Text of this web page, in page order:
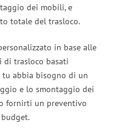
dei mobili, e
totale del trasloco.
in base alle
di trasloco basati
tu abbia bisogno di un
e lo smontaggio dei
fornirti un preventivo